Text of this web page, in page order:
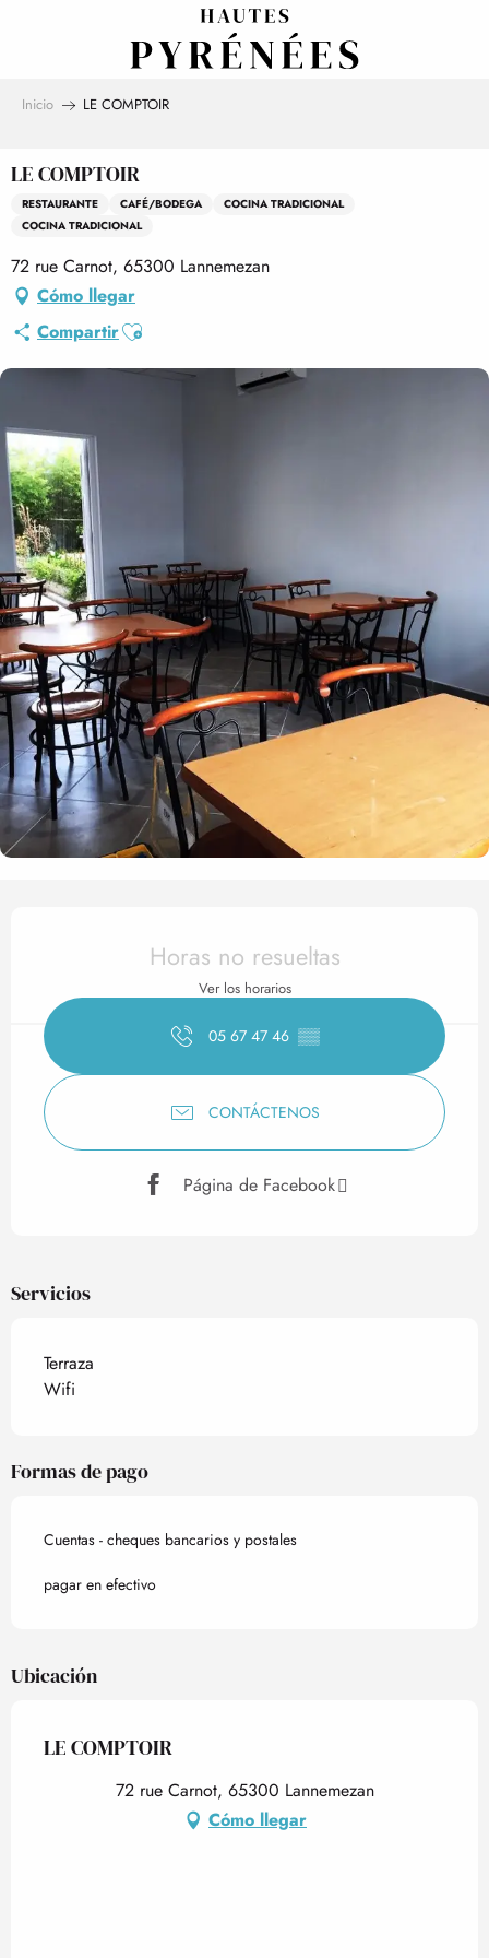
Inicio LE COMPTOIR
LE COMPTOIR
RESTAURANTE CAFÉ/BODEGA
COCINA TRADICIONAL
COCINA TRADICIONAL
72 rue Carnot, 65300 Lannemezan
Cómo llegar
CompartirAjouter aux favoris
Horarios y datos de
Horas no resueltas
Ver los horarios
05 67 47 46 ▒▒
CONTÁCTENOS
Página de Facebook
Servicios
Terraza
Wifi
Formas de pago
Cuentas - cheques bancarios y postales
pagar en efectivo
Ubicación
LE COMPTOIR
72 rue Carnot, 65300 Lannemezan
Cómo llegar